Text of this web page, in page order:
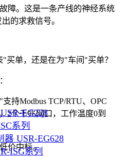
EG228
系列
USR-EG628
ISG系列
障。这是一条产线的神经系统
的求救信号。
买单，还是在为"车间"买单？
持Modbus TCP/RTU、OPC
2个千兆网口，工作温度0到
价中标。